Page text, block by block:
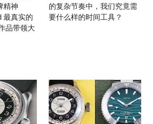
精神
最真实的
品带领大
的复杂节奏中，我们究竟需
要什么样的时间工具？